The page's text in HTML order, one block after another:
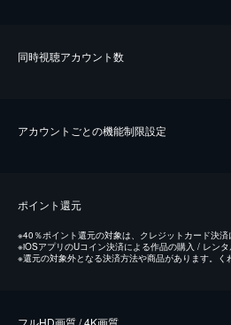
同時視聴アカウント数
アカウントごとの機能制限設定
ポイント還元
※40％ポイント還元の対象は、クレジットカード決済
※iOSアプリのUコイン決済による作品の購入 / レンタ
※還元の対象外となる決済方法や商品があります。く
フルHD画質 / 4K画質